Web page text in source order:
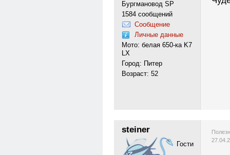
Бургмановод SP
1584 сообщений
Сообщение
Личные данные
Мото: белая 650-ка K7
LX
Город: Питер
Возраст: 52
steiner
Гости